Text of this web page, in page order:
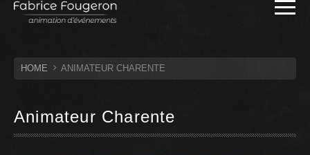
HOME ANIMATEUR CHARENTE
Animateur Charente